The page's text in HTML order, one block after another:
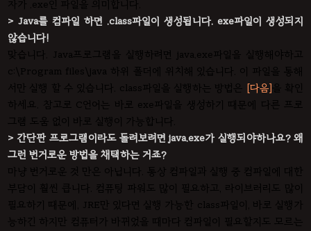
자가 .exe인 파일을 의미합니다.
> Java를 컴파일 하면 .class파일이 생성됩니다. exe파일이 생성되지
않습니다!
맞습니다. Java프로그램을 실행하려면 java.exe파일을 실행해야하고
c:\Program files\java 하위 폴더에 위치해 있습니다. 이 파일을 통해
서만 실행 할 수 있습니다. class파일을 실행하는 방법은 [다음]을 확인
하세요. 참고로 C언어는 바로 exe파일을 생성하기 때문에 다른 프로
그램 도움 없이 바로 실행이 가능합니다.
> 간단판 프로그램이라도 돌려보려면 java.exe가 실행되야하나요? 왜
그런 번거로운 방법을 채택하는 거죠?
마냥 번거로운 것 만은 아닙니다. 통상 컴파일과 실행 중 컴파일에 대한
부담이 훨씬 큽니다. 컴퓨팅 파워도 많이 필요하고, 라이브러리도 많이
필요하기 때문에, JRE만 있다면 실행 가능한 class파일이, 바로 실행가
능하긴 하지만 컴퓨터가 바뀌었을 때마다 컴파일이 필요할지도 모르는